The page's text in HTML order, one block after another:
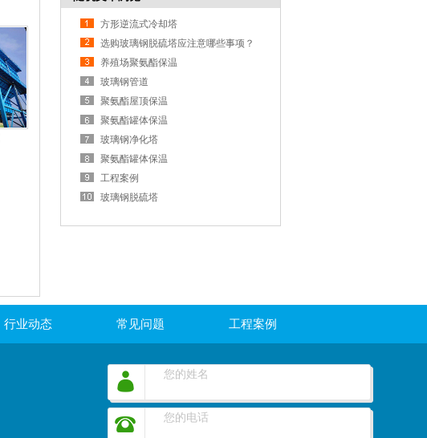
方形逆流式冷却塔
选购玻璃钢脱硫塔应注意哪些事项？
养殖场聚氨酯保温
玻璃钢管道
聚氨酯屋顶保温
聚氨酯罐体保温
玻璃钢净化塔
聚氨酯罐体保温
工程案例
玻璃钢脱硫塔
行业动态 常见问题 工程案例